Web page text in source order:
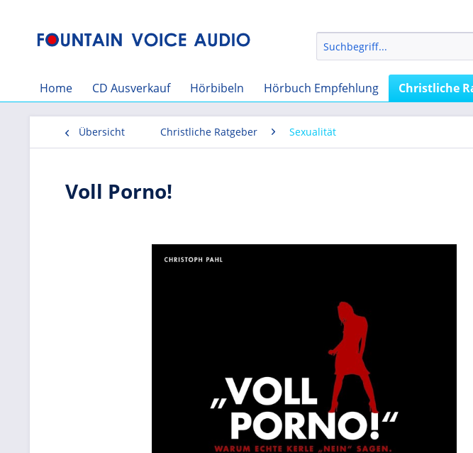
Home CD Ausverkauf Hörbibeln Hörbuch Empfehlung Christliche
Übersicht Christliche Ratgeber Sexualität
Voll Porno!